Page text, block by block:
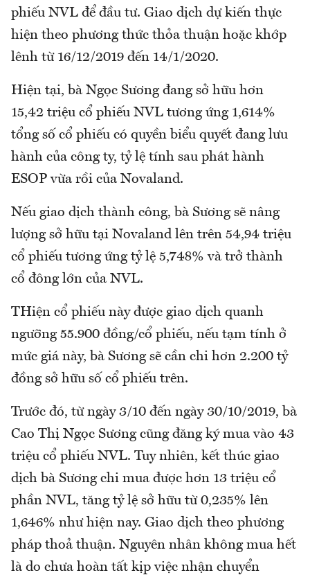
phiếu NVL để đầu tư. Giao dịch dự kiến thực
hiện theo phương thức thỏa thuận hoặc khớp
lênh từ 16/12/2019 đến 14/1/2020.
Hiện tại, bà Ngọc Sương đang sở hữu hơn
15,42 triệu cổ phiếu NVL tương ứng 1,614%
tổng số cổ phiếu có quyền biểu quyết đang lưu
hành của công ty, tỷ lệ tính sau phát hành
ESOP vừa rồi của Novaland.
Nếu giao dịch thành công, bà Sương sẽ nâng
lượng sở hữu tại Novaland lên trên 54,94 triệu
cổ phiếu tương ứng tỷ lệ 5,748% và trở thành
cổ đông lớn của NVL.
THiện cổ phiếu này được giao dịch quanh
ngưỡng 55.900 đồng/cổ phiếu, nếu tạm tính ở
mức giá này, bà Sương sẽ cần chi hơn 2.200 tỷ
đồng sở hữu số cổ phiếu trên.
Trước đó, từ ngày 3/10 đến ngày 30/10/2019, bà
Cao Thị Ngọc Sương cũng đăng ký mua vào 43
triệu cổ phiếu NVL. Tuy nhiên, kết thúc giao
dịch bà Sương chi mua được hơn 13 triệu cổ
phần NVL, tăng tỷ lệ sở hữu từ 0,235% lên
1,646% như hiện nay. Giao dịch theo phương
pháp thoả thuận. Nguyên nhân không mua hết
là do chưa hoàn tất kịp việc nhận chuyển